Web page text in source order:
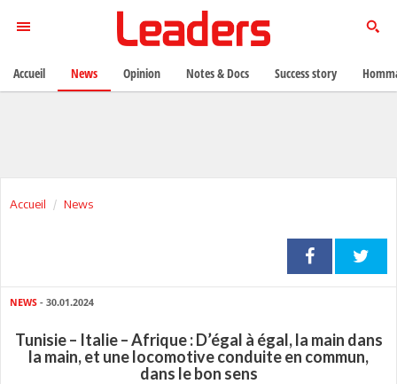
Accueil News
NEWS - 30.01.2024
Tunisie – Italie – Afrique : D’égal à égal, la main dans
la main, et une locomotive conduite en commun,
dans le bon sens
Accueil News Opinion Notes & Docs Success story